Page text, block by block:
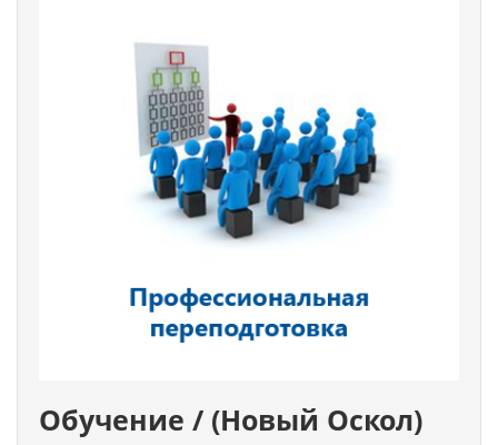
Обучение / (Новый Оскол)